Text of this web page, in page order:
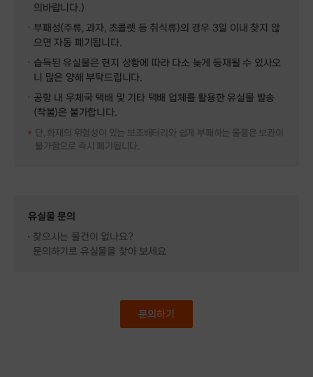
의바랍니다.)
부패성(주류, 과자, 초콜렛 등 취식류)의 경우 3일 이내 찾지 않
으면 자동 폐기됩니다.
습득된 유실물은 현지 상황에 따라 다소 늦게 등재될 수 있사오
니 많은 양해 부탁드립니다.
공항 내 우체국 택배 및 기타 택배 업체를 활용한 유실물 발송
(착불)은 불가합니다.
단, 화재의 위험성이 있는 보조배터리와 쉽게 부패하는 물품은 보관이
불가함으로 즉시 폐기됩니다.
유실물 문의
찾으시는 물건이 없나요?
문의하기로 유실물을 찾아 보세요
문의하기